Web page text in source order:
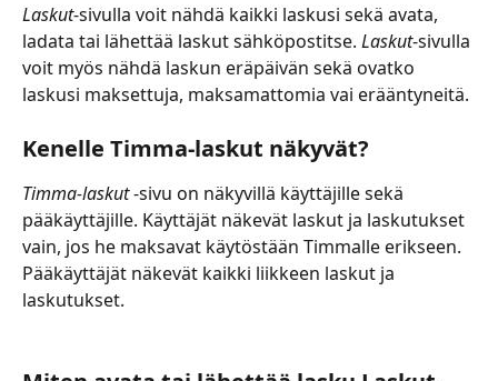
Laskut-sivulla voit nähdä kaikki laskusi sekä avata,
ladata tai lähettää laskut sähköpostitse. Laskut-sivulla
voit myös nähdä laskun eräpäivän sekä ovatko
laskusi maksettuja, maksamattomia vai erääntyneitä.
Kenelle Timma-laskut näkyvät?
Timma-laskut -sivu on näkyvillä käyttäjille sekä
pääkäyttäjille. Käyttäjät näkevät laskut ja laskutukset
vain, jos he maksavat käytöstään Timmalle erikseen.
Pääkäyttäjät näkevät kaikki liikkeen laskut ja
laskutukset.